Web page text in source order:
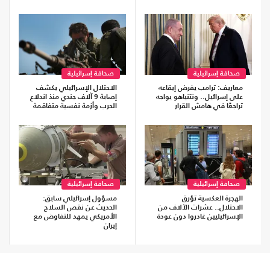
صحافة إسرائيلية
معاريف: ترامب يفرض إيقاعه
على إسرائيل.. ونتنياهو يواجه
تراجعًا في هامش القرار
صحافة إسرائيلية
الاحتلال الإسرائيلي يكشف
إصابة 9 آلاف جندي منذ اندلاع
الحرب وأزمة نفسية متفاقمة
صحافة إسرائيلية
الهجرة العكسية تؤرق
الاحتلال.. عشرات الآلاف من
الإسرائيليين غادروا دون عودة
صحافة إسرائيلية
مسؤول إسرائيلي سابق:
الحديث عن نقص السلاح
الأمريكي يمهد للتفاوض مع
إيران